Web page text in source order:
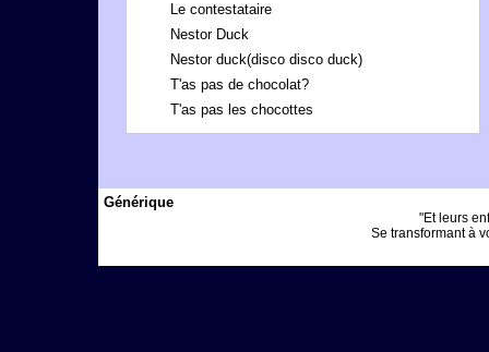
Le contestataire
Nestor Duck
Nestor duck(disco disco duck)
T'as pas de chocolat?
T'as pas les chocottes
Générique
"Et leurs
Se transformant à